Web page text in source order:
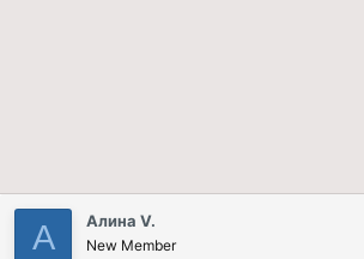
А Алина V.
New Member